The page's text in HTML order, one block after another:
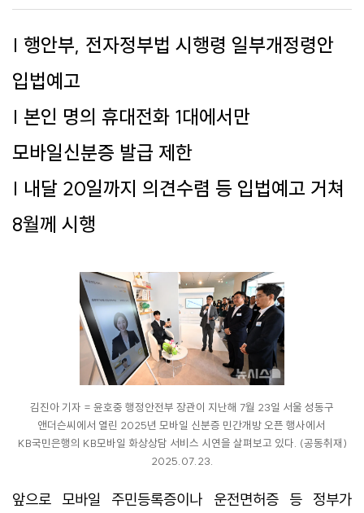
| 행안부, 전자정부법 시행령 일부개정령안
입법예고
| 본인 명의 휴대전화 1대에서만
모바일신분증 발급 제한
| 내달 20일까지 의견수렴 등 입법예고 거쳐
8월께 시행
김진아 기자 = 윤호중 행정안전부 장관이 지난해 7월 23일 서울 성동구
앤더슨씨에서 열린 2025년 모바일 신분증 민간개방 오픈 행사에서
KB국민은행의 KB모바일 화상상담 서비스 시연을 살펴보고 있다. (공동취재)
2025.07.23.
앞으로 모바일 주민등록증이나 운전면허증 등 정부가